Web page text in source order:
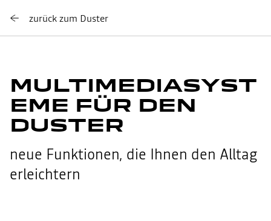
zurück zum Duster
MULTIMEDIASYST
EME FÜR DEN
DUSTER
neue Funktionen, die Ihnen den Alltag
erleichtern